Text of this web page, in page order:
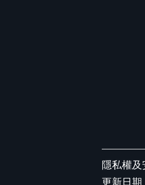
隱私權及
更新日期